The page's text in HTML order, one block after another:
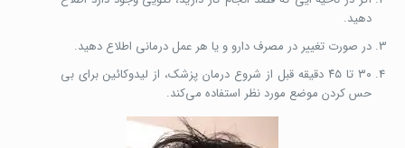
دهید.
در صورت تغییر در مصرف دارو و یا هر عمل درمانی اطلاع دهید.
۳۰ تا ۴۵ دقیقه قبل از شروع درمان پزشک، از لیدوکائین برای بی
حس کردن موضع مورد نظر استفاده می‌‌کند.